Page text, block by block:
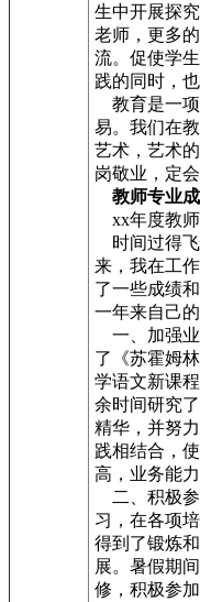
生中开展探
老师，更多
流。促使学
践的同时，
教育是一项
易。我们在
艺术，艺术
岗敬业，定
教师专业
xx年度教
时间过得飞
来，我在工
了一些成绩
一年来自己
一、加强业
了《苏霍姆
学语文新课
余时间研究
精华，并努
践相结合，
高，业务能
二、积极参
习，在各项
得到了锻炼
展。暑假期
修，积极参